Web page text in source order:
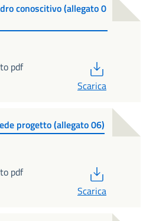
conoscitivo (allegato 0
pdf
Scarica
progetto (allegato 06)
pdf
Scarica